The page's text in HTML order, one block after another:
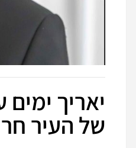
יאריך
של העיר